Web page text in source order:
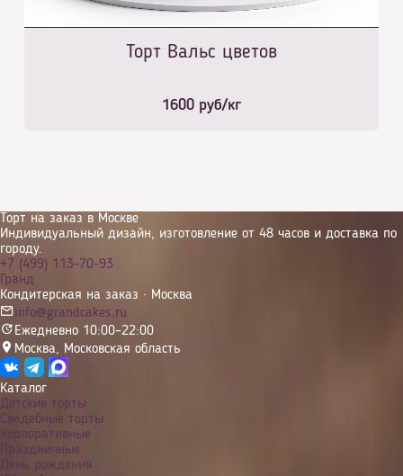
Торт Вальс цветов
1600 руб/кг
Торт на заказ в Москве
Индивидуальный дизайн, изготовление от 48 часов и доставка по
городу.
+7 (499) 113-70-93
Гранд
Кондитерская на заказ · Москва
info@grandcakes.ru
Ежедневно 10:00–22:00
Москва, Московская область
Каталог
Детские торты
Свадебные торты
Корпоративные
Праздничные
День рождения